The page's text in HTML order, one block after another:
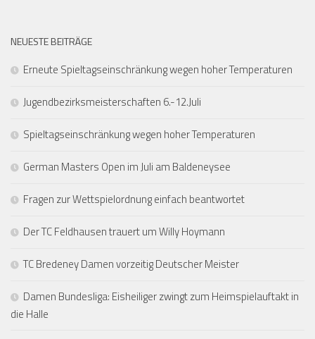
NEUESTE BEITRÄGE
Erneute Spieltagseinschränkung wegen hoher Temperaturen
Jugendbezirksmeisterschaften 6.-12.Juli
Spieltagseinschränkung wegen hoher Temperaturen
German Masters Open im Juli am Baldeneysee
Fragen zur Wettspielordnung einfach beantwortet
Der TC Feldhausen trauert um Willy Hoymann
TC Bredeney Damen vorzeitig Deutscher Meister
Damen Bundesliga: Eisheiliger zwingt zum Heimspielauftakt in
die Halle